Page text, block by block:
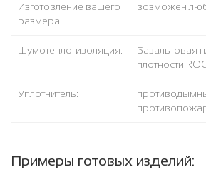
Изготовление вашего
размера:
возможен
Шумотепло-изоляция:
Базальтовая
плотности
Уплотнитель:
Примеры готовых изделий: